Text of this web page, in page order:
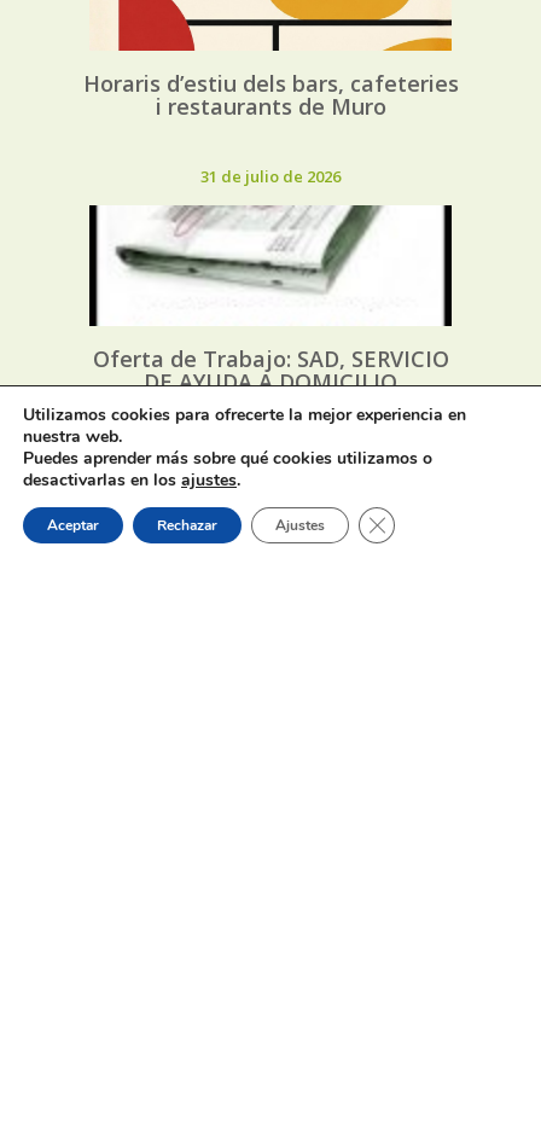
Horaris d’estiu dels bars, cafeteries
i restaurants de Muro
31 de julio de 2026
Oferta de Trabajo: SAD, SERVICIO
DE AYUDA A DOMICILIO
31 de julio de 2026
Utilizamos cookies para ofrecerte la mejor experiencia en
nuestra web.
Puedes aprender más sobre qué cookies utilizamos o
desactivarlas en los ajustes.
Aceptar Rechazar Ajustes Cerrar el banner de